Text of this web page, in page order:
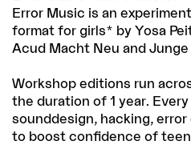
Error Music is an
format for girls* by Yosa
Acud Macht Neu and Junge
Workshop editions run
the duration of 1 year.
sounddesign, hacking,
to boost confidence of